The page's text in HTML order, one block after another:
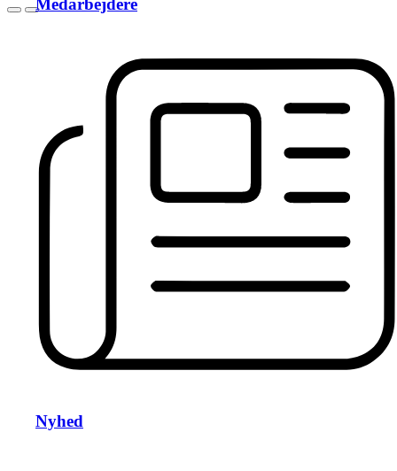
Medarbejdere
Nyhed